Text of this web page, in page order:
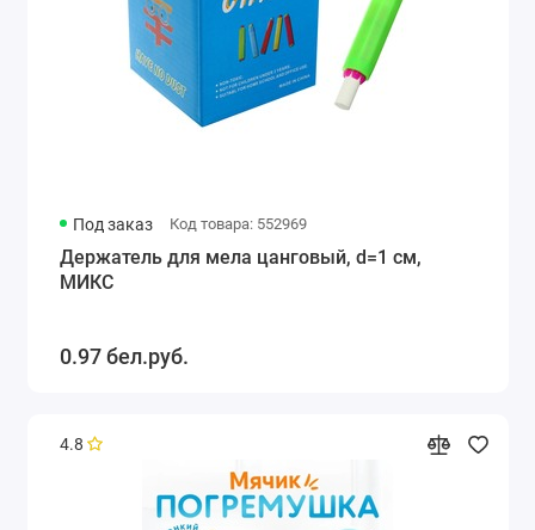
Под заказ Код товара: 552969
Держатель для мела цанговый, d=1 см,
МИКС
0.97 бел.руб.
4.8